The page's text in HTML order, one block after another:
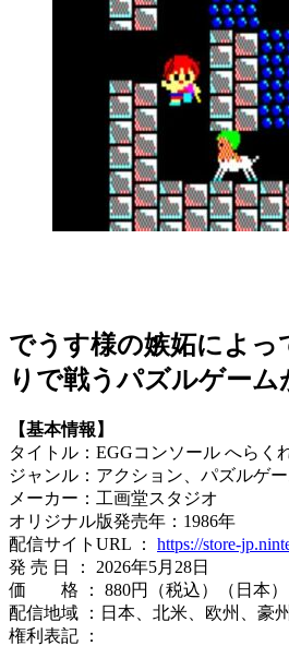
でうす様の嫉妬によっ
りで戦うパズルゲーム
【基本情報】
タイトル：EGGコンソール へらく
ジャンル：アクション、パズルゲ
メーカー：工画堂スタジオ
オリジナル版発売年：1986年
配信サイトURL ： https://store-
発 売 日 ： 2026年5月28日
価 格 ： 880円（税込）（日本）
配信地域 ：日本、北米、欧州、豪州
権利表記 ：